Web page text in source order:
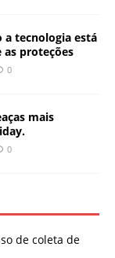
a tecnologia está
as proteções
0
mais
0
de coleta de